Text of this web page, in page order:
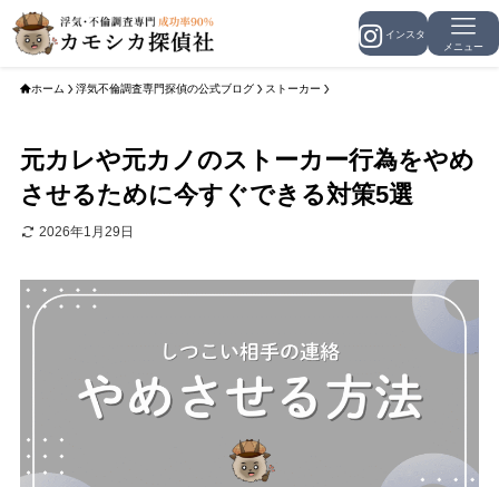
メニュー
ホーム 浮気不倫調査専門探偵の公式ブログ ストーカー
元カレや元カノのストーカー行為をやめ
させるために今すぐできる対策5選
2026年1月29日